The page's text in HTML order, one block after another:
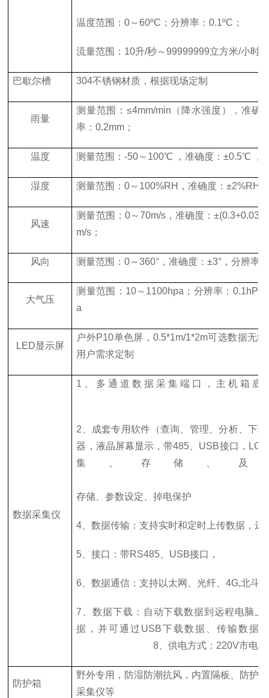
温度范围：0～60ºC；分辨率：0.1ºC；
流量范围：10升/秒～99999999立方米/小时
巴歇尔槽 304不锈钢材质，根据现场定制
雨量
测量范围：≤4mm/min（降水强度），准确
率：0.2mm；
温度 测量范围：-50～100℃ ，准确度：±0.5℃ ，
湿度 测量范围：0～100%RH，准确度：±2%RH
风速
测量范围：0～70m/s，准确度：
m/s；
风向 测量范围：0～360°，准确度：±3°，分辨率
大气压
测量范围：10～1100hpa；分辨率：0.1hPa
a
LED显示屏
户外P10单色屏，0.5*1m/1*2m可选数据无
用户需求定制
数据采集仪
1、多通道数据采集端口，主机箱底
2、成套专用软件（查询、管理、分析、下
器，液晶屏幕显示，带485、USB接口，
集、存储、及
存储、参数设定、掉电保护
4、数据传输：支持实时和定时上传数据，远
5、接口：带RS485、USB接口，
6、数据通信：支持以太网、光纤、4G,北斗
7、数据下载：自动下载数据到远程电脑上
据，并可通过USB下载数据、传输数据
8、供电方式：220V市电、
防护箱
野外专用，防湿防潮抗风，内置隔板、防护
采集仪等